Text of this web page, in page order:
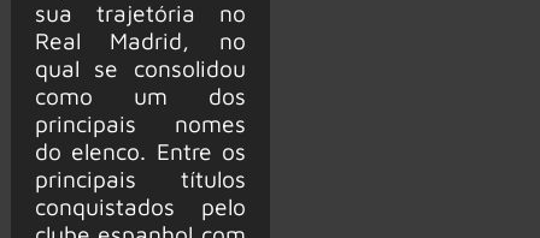
sua trajetória no
Real Madrid, no
qual se consolidou
como um dos
principais nomes
do elenco. Entre os
principais títulos
conquistados pelo